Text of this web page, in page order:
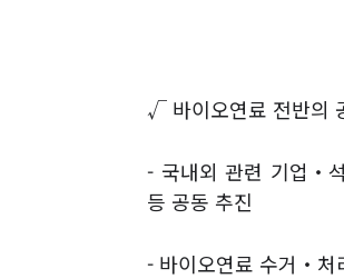
√ 바이오연료 전반의
- 국내외 관련 기업 ‧
등 공동 추진
- 바이오연료 수거 ‧ 처